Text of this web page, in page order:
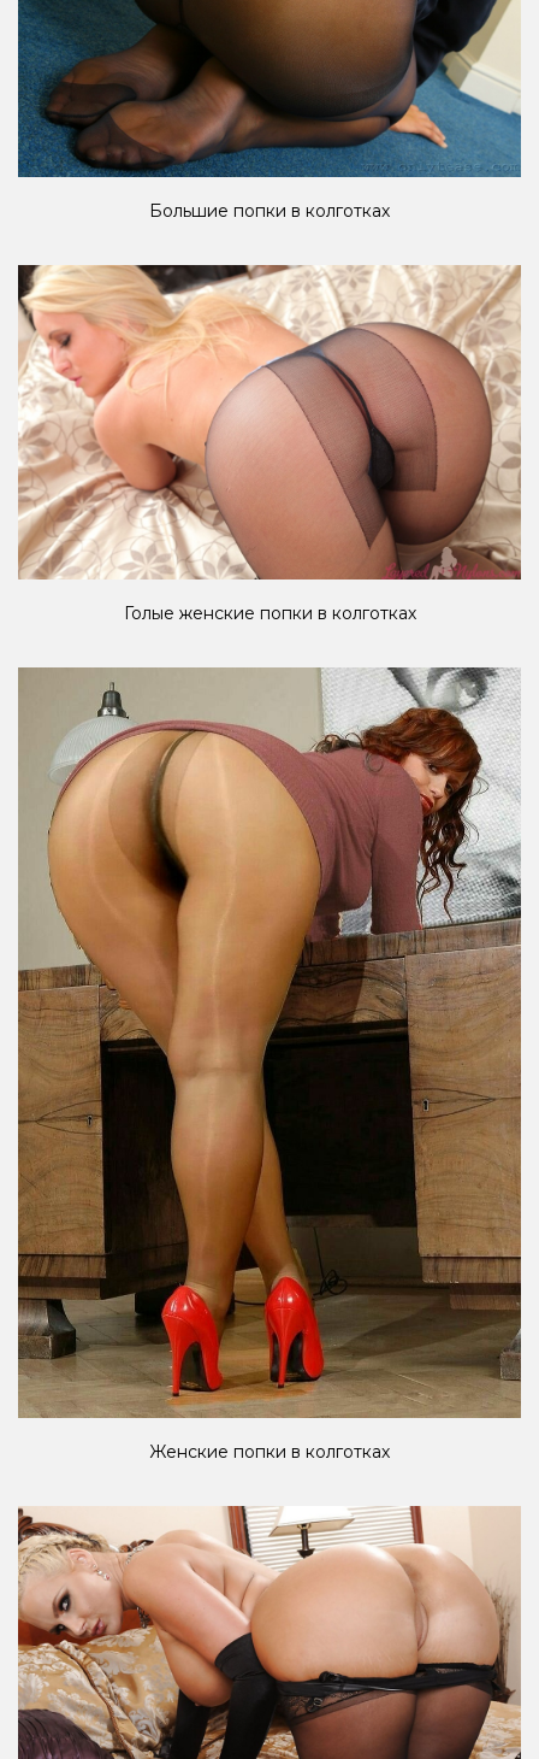
Большие попки в колготках
Голые женские попки в колготках
Женские попки в колготках